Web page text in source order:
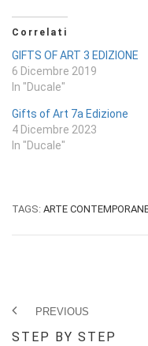
Correlati
GIFTS OF ART 3 EDIZIONE
6 Dicembre 2019
In "Ducale"
Gifts of Art 7a Edizione
4 Dicembre 2023
In "Ducale"
TAGS: ARTE
PREVIOUS
STEP BY STEP